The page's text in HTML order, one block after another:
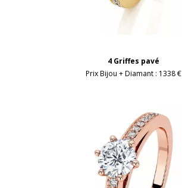
4 Griffes pavé
Prix Bijou + Diamant : 1338 €